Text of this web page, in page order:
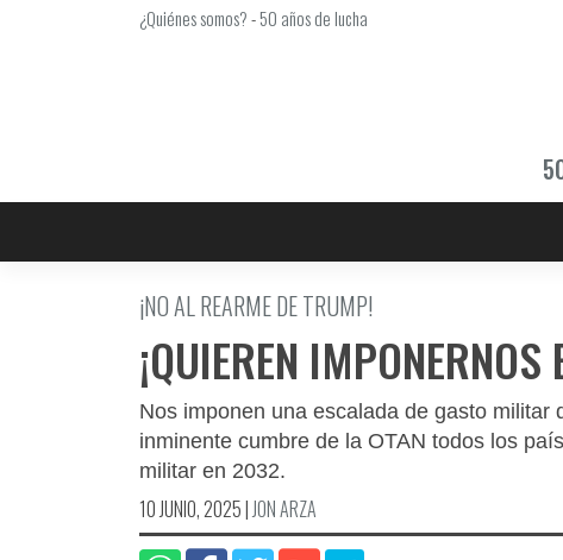
¿Quiénes somos?-50 años de lucha
¡NO AL REARME DE TRUMP!
¡QUIEREN
Nos imponen una escalada de gasto
inminente cumbre de la OTAN todos los
militar en 2032.
10 JUNIO, 2025|JON ARZA